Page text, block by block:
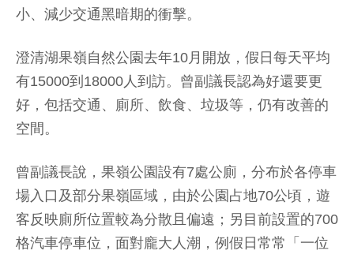
小、減少交通黑暗期的衝擊。
澄清湖果嶺自然公園去年10月開放，假日每天平均
有15000到18000人到訪。曾副議長認為好還要更
好，包括交通、廁所、飲食、垃圾等，仍有改善的
空間。
曾副議長說，果嶺公園設有7處公廁，分布於各停車
場入口及部分果嶺區域，由於公園占地70公頃，遊
客反映廁所位置較為分散且偏遠；另目前設置的700
格汽車停車位，面對龐大人潮，例假日常常「一位